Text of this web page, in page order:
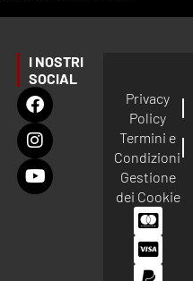
I NOSTRI
SOCIAL
Privacy
Policy
Termini e
Condizioni
Gestione
dei Cookie